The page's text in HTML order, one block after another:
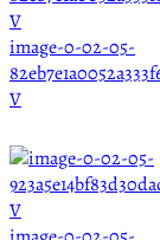
image-0-02-05-
V